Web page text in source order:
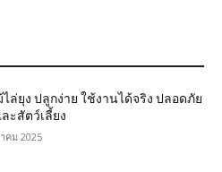
ล่ยุง ปลูกง่าย ใช้งานได้จริง ปลอดภัย
ะสัตว์เลี้ยง
คม 2025